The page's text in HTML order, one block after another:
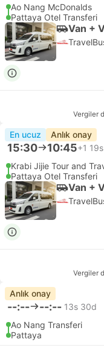
Ao Nang McDonalds
Pattaya Otel Transferi
Van +
Vergiler
En ucuz Anlık onay
15:30 10:45+1
Krabi Jijie Tour and
Pattaya Otel Transferi
Van +
Vergiler
Anlık onay
--:-- --:-- 13s 30d
Ao Nang Transferi
Pattaya